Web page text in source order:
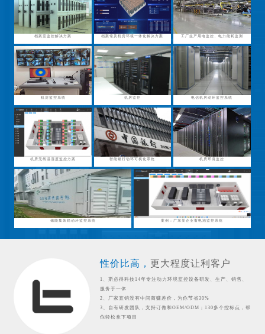
档案室监控解决方案 档案馆及机房环境一体化解决方案 工厂生产用电监控、电力能耗监测
机房监控系统 机房监控 电信机房动环监控系统
机房无线温湿度监控方案 智能银行动环可视化系统 机房环境监控
储能集装箱动环监控系统 案例：广东某企业蓄电池监控系统
性价比高， 更大程度让利客户
1、斯必得科技14年专注动力环境监控设备研发、生产、销售、
服务于一体
2、厂家直销没有中间商赚差价，为你节省30%
3、自有研发团队，支持订做和OEM/ODM；130多个控标点，帮
你轻松拿下项目